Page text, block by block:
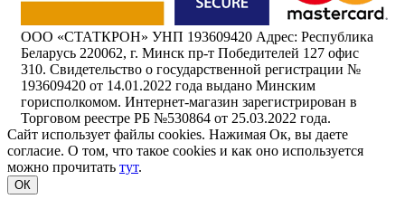
ООО «СТАТКРОН» УНП 193609420 Адрес: Республика
Беларусь 220062, г. Минск пр-т Победителей 127 офис
310. Свидетельство о государственной регистрации №
193609420 от 14.01.2022 года выдано Минским
горисполкомом. Интернет-магазин зарегистрирован в
Торговом реестре РБ №530864 от 25.03.2022 года.
Сайт использует файлы cookies. Нажимая Ок, вы даете
согласие. О том, что такое cookies и как оно используется
можно прочитать тут.
ОК